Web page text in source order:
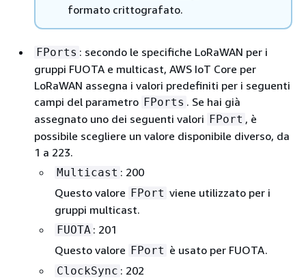
formato crittografato.
FPorts : secondo le specifiche LoRaWAN per i
gruppi FUOTA e multicast, AWS IoT Core per
LoRaWAN assegna i valori predefiniti per i seguenti
campi del parametro FPorts . Se hai già
assegnato uno dei seguenti valori FPort , è
possibile scegliere un valore disponibile diverso, da
1 a 223.
Multicast : 200
Questo valore FPort viene utilizzato per i
gruppi multicast.
FUOTA : 201
Questo valore FPort è usato per FUOTA.
ClockSync : 202